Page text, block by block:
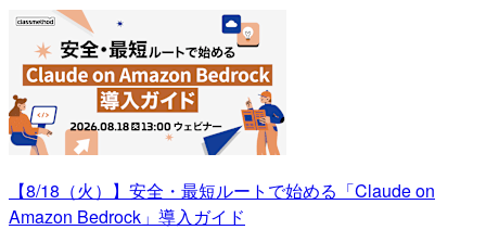
【8/18（火）】安全・最短ルートで始める「Claude on
Amazon Bedrock」導入ガイド